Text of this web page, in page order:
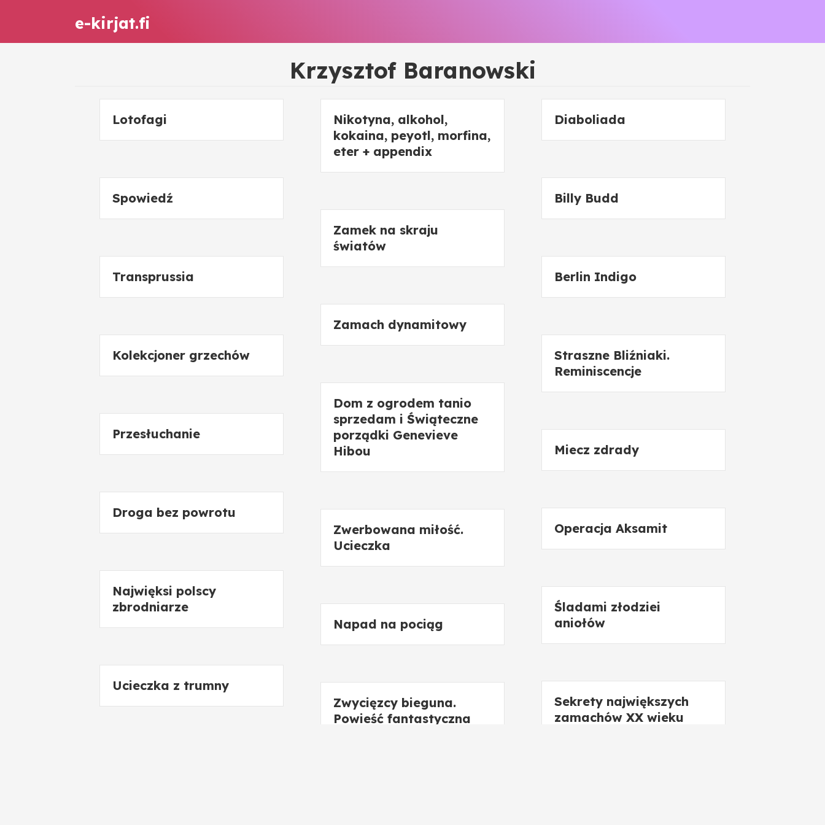
e-kirjat.fi
Krzysztof Baranowski
Lotofagi
Nikotyna, alkohol,
kokaina, peyotl, morfina,
eter + appendix
Diaboliada
Spowiedź Billy Budd
Zamek na skraju
światów
Transprussia
Berlin Indigo
Zamach dynamitowy
Kolekcjoner grzechów
Straszne Bliźniaki.
Reminiscencje
Dom z ogrodem tanio
sprzedam i Świąteczne
porządki Genevieve
Hibou
Przesłuchanie
Miecz zdrady
Droga bez powrotu
Operacja Aksamit
Zwerbowana miłość.
Ucieczka
Najwięksi polscy
zbrodniarze
Śladami złodziei
aniołów
Napad na pociąg
Ucieczka z trumny
Sekrety największych
zamachów XX wieku
Zwycięzcy bieguna.
Powieść fantastyczna